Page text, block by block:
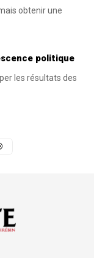
obtenir une
politique
les résultats des